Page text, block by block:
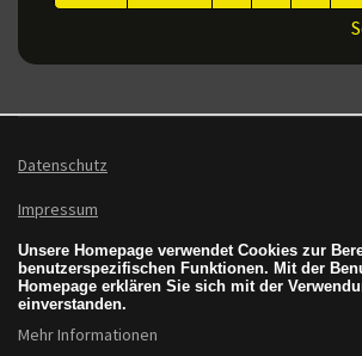
Datenschutz
Impressum
Unsere Homepage verwendet Cookies zur
benutzerspezifischen Funktionen. Mit der
Homepage erklären Sie sich mit der
einverstanden.
Mehr Informationen